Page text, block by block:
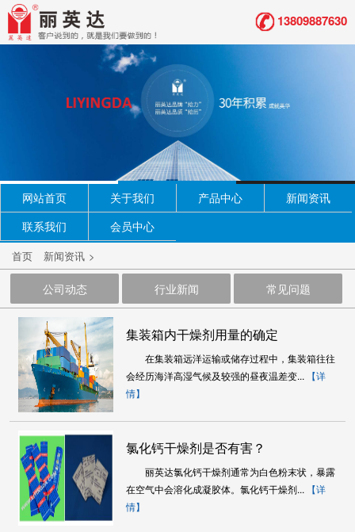
13809887630
网站首页 关于我们 产品中心
新闻资讯
联系我们
会员中心
首页 新闻资讯 >
公司动态 行业新闻 常见问题
集装箱内干燥剂用量的确定
在集装箱远洋运输或储存过程中，集装箱往往
会经历海洋高湿气候及较强的昼夜温差变...
【详
情】
氯化钙干燥剂是否有害？
丽英达氯化钙干燥剂通常为白色粉末状，暴露
在空气中会溶化成凝胶体。氯化钙干燥剂...
【详
情】